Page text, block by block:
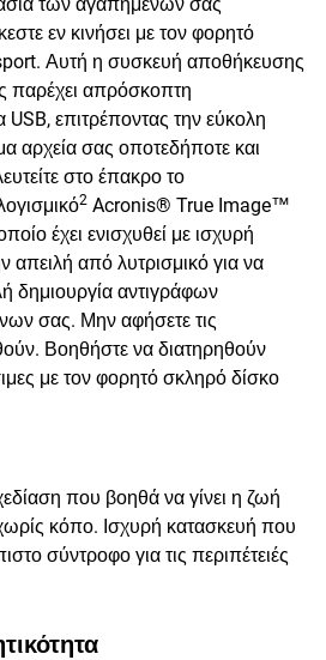
εν κινήσει με τον φορητό
Αυτή η συσκευή αποθήκευσης
παρέχει απρόσκοπτη
επιτρέποντας την εύκολη
αρχεία σας οποτεδήποτε και
στο έπακρο το
2 Acronis® True Image™
έχει ενισχυθεί με ισχυρή
απειλή από λυτρισμικό για να
δημιουργία αντιγράφων
σας. Μην αφήσετε τις
Βοηθήστε να διατηρηθούν
με τον φορητό σκληρό δίσκο
που βοηθά να γίνει η ζωή
κόπο. Ισχυρή κατασκευή που
σύντροφο για τις περιπέτειές